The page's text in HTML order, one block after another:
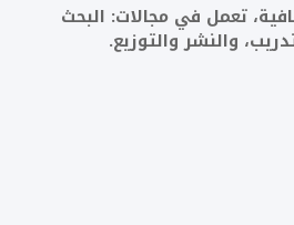
تعمل في مجالات: البحث
والنشر والتوزيع.